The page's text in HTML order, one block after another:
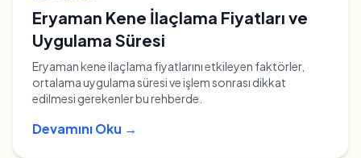
Eryaman Kene İlaçlama Fiyatları ve
Uygulama Süresi
Eryaman kene ilaçlama fiyatlarını etkileyen faktörler,
ortalama uygulama süresi ve işlem sonrası dikkat
edilmesi gerekenler bu rehberde.
Devamını Oku →